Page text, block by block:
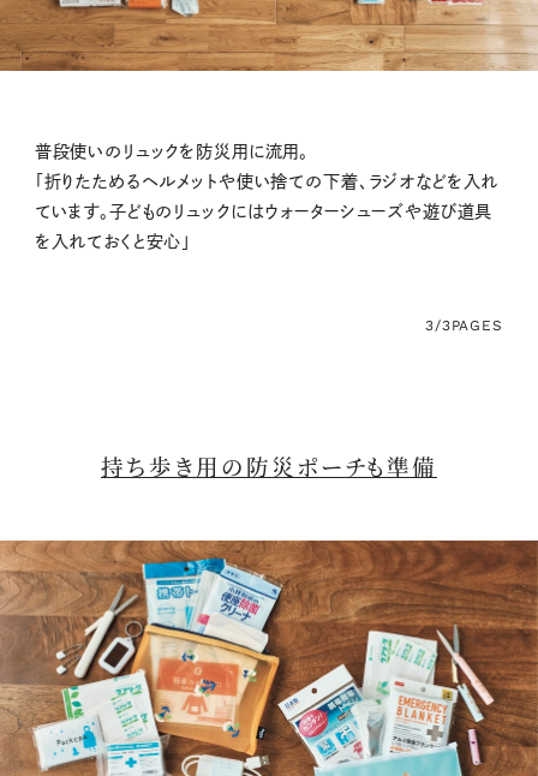
普段使いのリュックを防災用に流用。
「折りたためるヘルメットや使い捨ての下着、ラジオなどを入れ
ています。子どものリュックにはウォーターシューズや遊び道具
を入れておくと安心」
3/3PAGES
持ち歩き用の防災ポーチも準備